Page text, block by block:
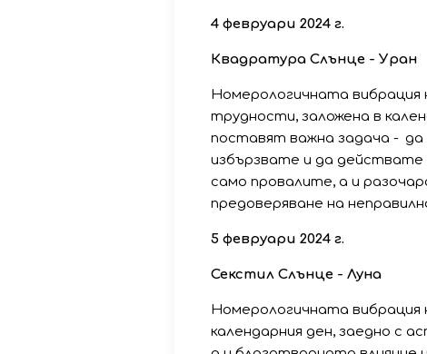
4 февруари 2024 г.
Квадратура Слънце - Уран
Номерологичната вибрация
трудности, заложена в
поставят важна задача -
избързвате и да действате
само провалите, а и
предоверяване на
5 февруари 2024 г.
Секстил Слънце - Луна
Номерологичната вибрация
календарния ден, заедно с